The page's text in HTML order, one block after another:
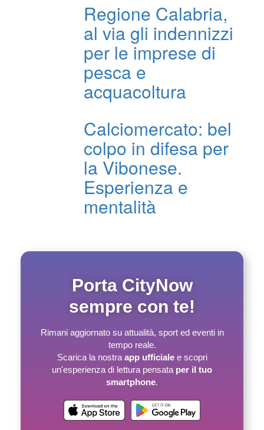
Regione Calabria,
al via gli indennizzi
per le imprese di
pesca e
acquacoltura
Calciomercato: bel
colpo in difesa per
la Vibonese.
Esperienza e
mentalità
Porta CityNow
sempre con te!
Rimani aggiornato su attualità, sport ed eventi in
tempo reale.
Scarica la nostra app ufficialee scopri
un'esperienza di lettura pensata per il tuo
smartphone.